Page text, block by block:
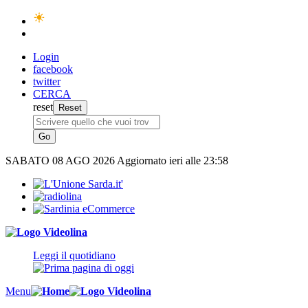
Login
facebook
twitter
CERCA
reset
SABATO 08 AGO 2026 Aggiornato ieri alle 23:58
Leggi il quotidiano
Menu